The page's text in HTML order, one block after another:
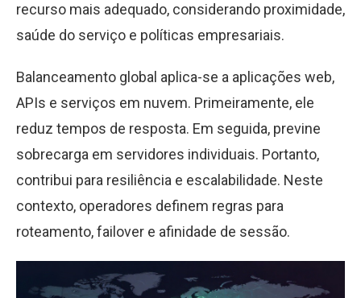
recurso mais adequado, considerando proximidade,
saúde do serviço e políticas empresariais.
Balanceamento global aplica-se a aplicações web,
APIs e serviços em nuvem. Primeiramente, ele
reduz tempos de resposta. Em seguida, previne
sobrecarga em servidores individuais. Portanto,
contribui para resiliência e escalabilidade. Neste
contexto, operadores definem regras para
roteamento, failover e afinidade de sessão.